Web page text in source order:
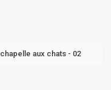
chapelle aux chats - 02